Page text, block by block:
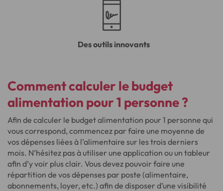
Des outils innovants
Comment calculer le budget
alimentation pour 1 personne ?
Afin de calculer le budget alimentation pour 1 personne qui
vous correspond, commencez par faire une moyenne de
vos dépenses liées à l’alimentaire sur les trois derniers
mois. N’hésitez pas à utiliser une application ou un tableur
afin d’y voir plus clair. Vous devez pouvoir faire une
répartition de vos dépenses par poste (alimentaire,
abonnements, loyer, etc.) afin de disposer d’une visibilité